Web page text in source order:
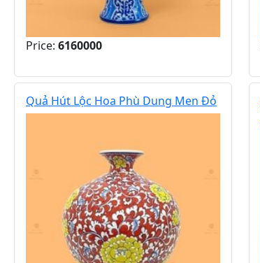
Price: 6160000
Quả Hút Lộc Hoa Phù Dung Men Đỏ